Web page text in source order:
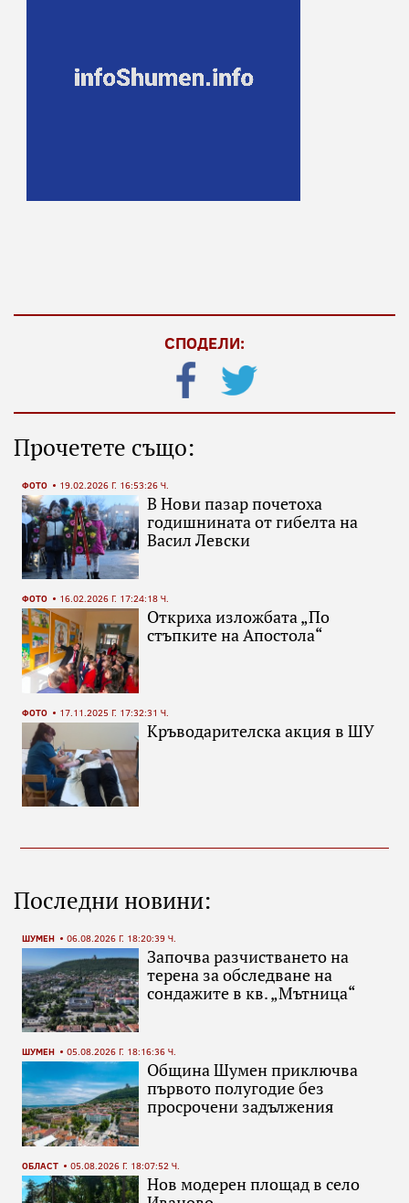
СПОДЕЛИ:
Прочетете също:
ФОТО 19.02.2026 Г. 16:53:26 Ч.
В Нови пазар почетоха
годишнината от гибелта на
Васил Левски
ФОТО 16.02.2026 Г. 17:24:18 Ч.
Откриха изложбата „По
стъпките на Апостола“
ФОТО 17.11.2025 Г. 17:32:31 Ч.
Кръводарителска акция в ШУ
Последни новини:
ШУМЕН 06.08.2026 Г. 18:20:39 Ч.
Започва разчистването на
терена за обследване на
сондажите в кв. „Мътница“
ШУМЕН 05.08.2026 Г. 18:16:36 Ч.
Община Шумен приключва
първото полугодие без
просрочени задължения
ОБЛАСТ 05.08.2026 Г. 18:07:52 Ч.
Нов модерен площад в село